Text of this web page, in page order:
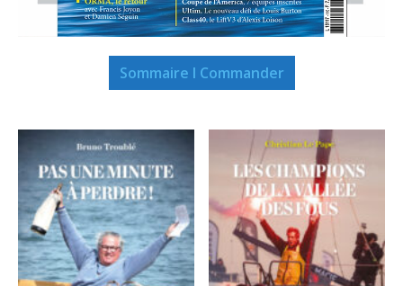
Sommaire I Commander